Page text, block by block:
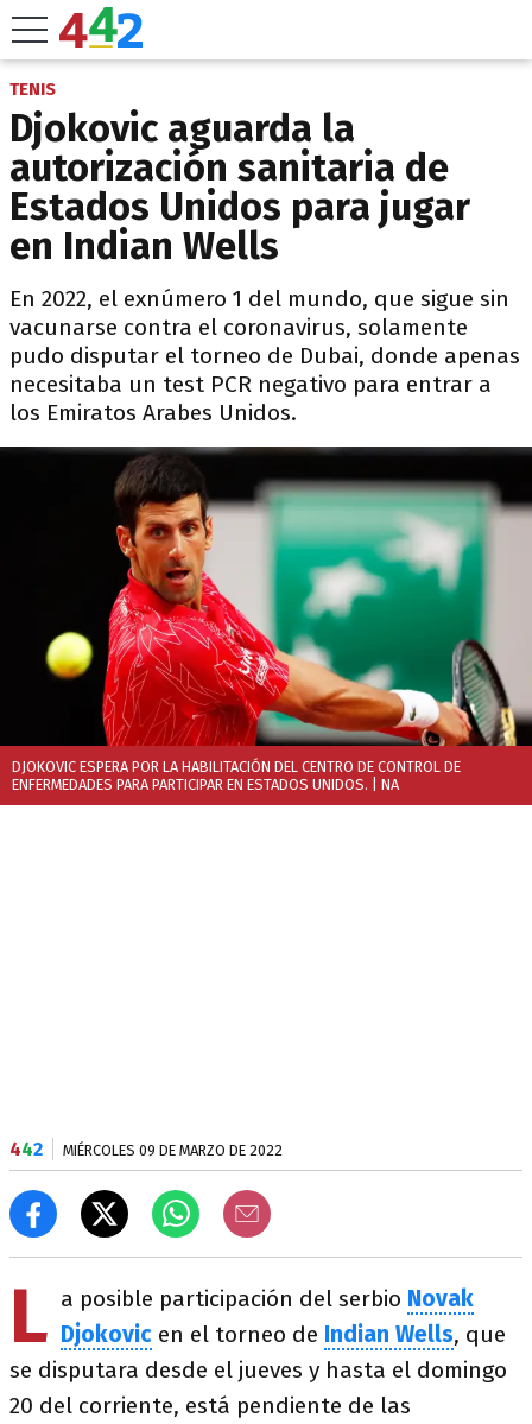
TENIS
Djokovic aguarda la
autorización sanitaria de
Estados Unidos para jugar
en Indian Wells
En 2022, el exnúmero 1 del mundo, que sigue sin
vacunarse contra el coronavirus, solamente
pudo disputar el torneo de Dubai, donde apenas
necesitaba un test PCR negativo para entrar a
los Emiratos Arabes Unidos.
DJOKOVIC ESPERA POR LA HABILITACIÓN DEL CENTRO DE CONTROL DE
ENFERMEDADES PARA PARTICIPAR EN ESTADOS UNIDOS. | NA
442 MIÉRCOLES 09 DE MARZO DE 2022
L a posible participación del serbio Novak
Djokovic en el torneo de Indian Wells, que
se disputara desde el jueves y hasta el domingo
20 del corriente, está pendiente de las